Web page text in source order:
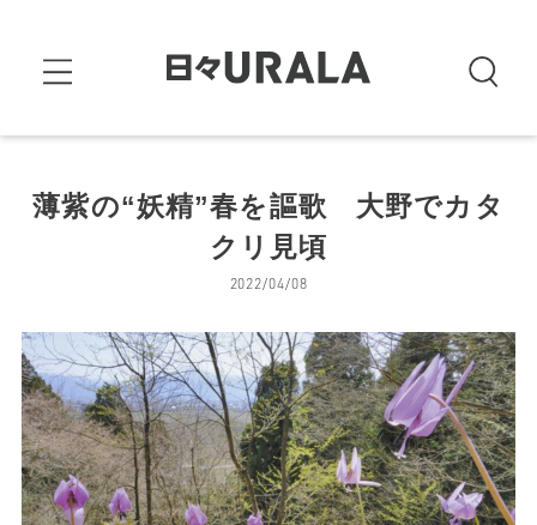
薄紫の“妖精”春を謳歌 大野でカタ
クリ見頃
2022/04/08